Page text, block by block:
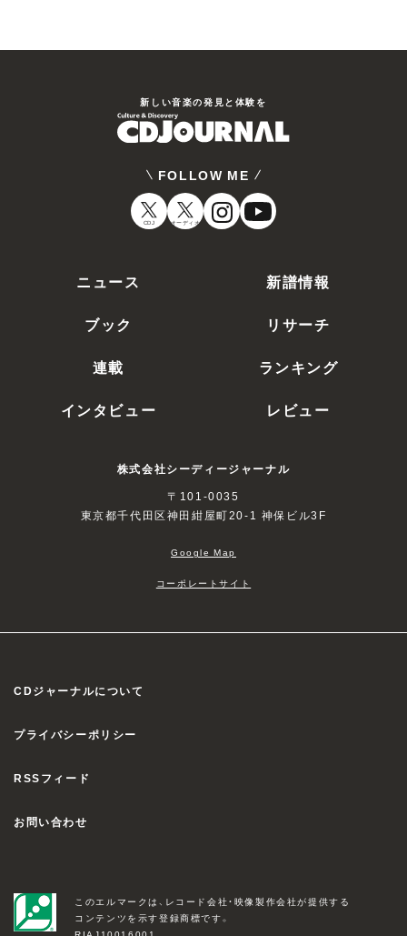
新しい⾳楽の発⾒と体験を
FOLLOW ME
CDJ オーディオ
ニュース
新譜情報
ブック
リサーチ
連載
ランキング
インタビュー
レビュー
株式会社シーディージャーナル
〒101-0035
東京都千代田区神田紺屋町20-1 神保ビル3F
Google Map
コーポレートサイト
CDジャーナルについて
プライバシーポリシー
RSSフィード
お問い合わせ
このエルマークは、レコード会社・映像製作会社が提供する
コンテンツを示す登録商標です。